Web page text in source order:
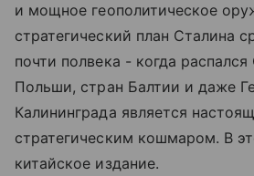
и мощное геополитическое
стратегический план Сталина
почти полвека - когда
Польши, стран Балтии и даже
Калининграда является
стратегическим кошмаром. В
китайское издание.